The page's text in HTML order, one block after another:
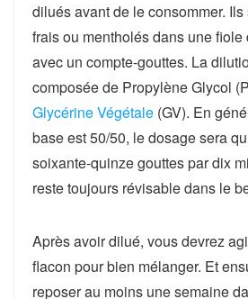
dilués avant de le consommer.
frais ou mentholés dans une
avec un compte-gouttes. La
composée de Propylène Glycol
Glycérine Végétale (GV). En
base est 50/50, le dosage sera
soixante-quinze gouttes par dix
reste toujours révisable dans le
Après avoir dilué, vous devrez
flacon pour bien mélanger. Et
reposer au moins une semaine